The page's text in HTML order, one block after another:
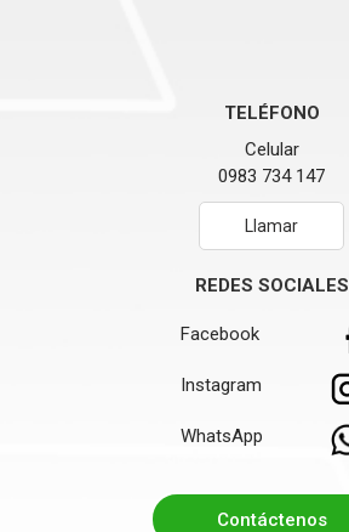
TELÉFONO
Celular
0983 734 147
Llamar
REDES SOCIALES
Facebook
Instagram
WhatsApp
Contáctenos